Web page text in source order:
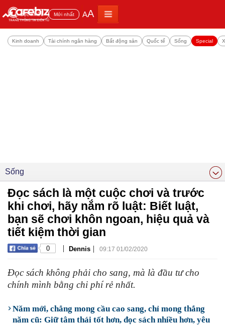
Đọc nhiều Mới nhất AA
Kinh doanh Tài chính ngân hàng Bất động sản Quốc tế Sống Special
Sống
Đọc sách là một cuộc chơi và trước
khi chơi, hãy nắm rõ luật: Biết luật,
bạn sẽ chơi khôn ngoan, hiệu quả và
tiết kiệm thời gian
0 | Dennis | 09:17 01/02/2020
Đọc sách không phải cho sang, mà là đầu tư cho
chính mình bằng chi phí rẻ nhất.
Năm mới, chẳng mong cầu cao sang, chỉ mong thắng
năm cũ: Giữ tâm thái tốt hơn, đọc sách nhiều hơn, yêu